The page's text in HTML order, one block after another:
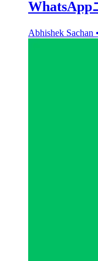
Abhishek Sachan •